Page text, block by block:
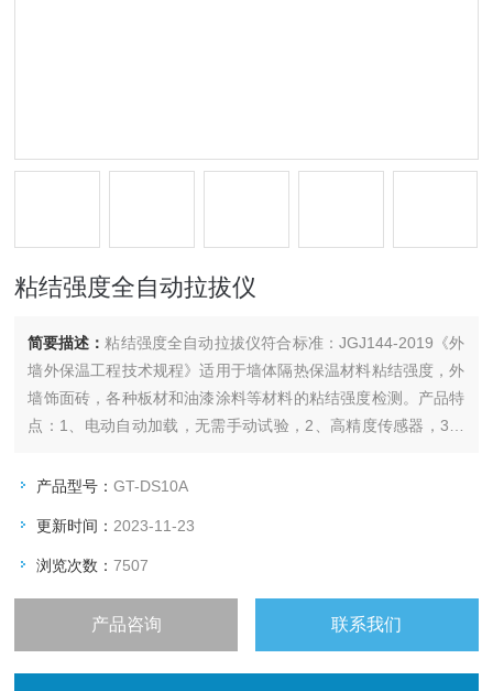
粘结强度全自动拉拔仪
简要描述： 粘结强度全自动拉拔仪符合标准：JGJ144-2019《外
墙外保温工程技术规程》适用于墙体隔热保温材料粘结强度，外
墙饰面砖，各种板材和油漆涂料等材料的粘结强度检测。产品特
点：1、电动自动加载，无需手动试验，2、高精度传感器，3、
能，峰值保持功能,5、超低功耗设计。
产品型号：GT-DS10A
更新时间： 2023-11-23
浏览次数：7507
产品咨询 联系我们